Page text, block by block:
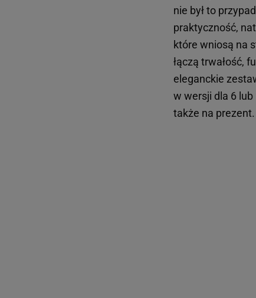
nie był to
praktyczność,
które wniosą na
łączą trwałość,
eleganckie
w wersji dla 6
także na prezent.